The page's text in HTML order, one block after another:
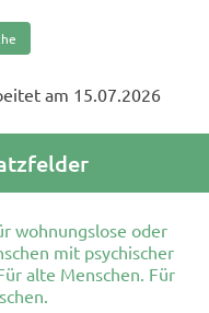
am 15.07.2026
wohnungslose oder
mit psychischer
alte Menschen. Für